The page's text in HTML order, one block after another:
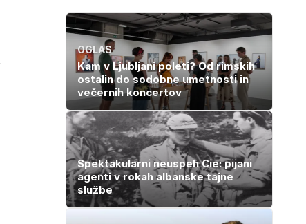
OGLAS
Kam v Ljubljani poleti? Od rimskih
ostalin do sodobne umetnosti in
večernih koncertov
Spektakularni neuspeh Cie: pijani
agenti v rokah albanske tajne
službe